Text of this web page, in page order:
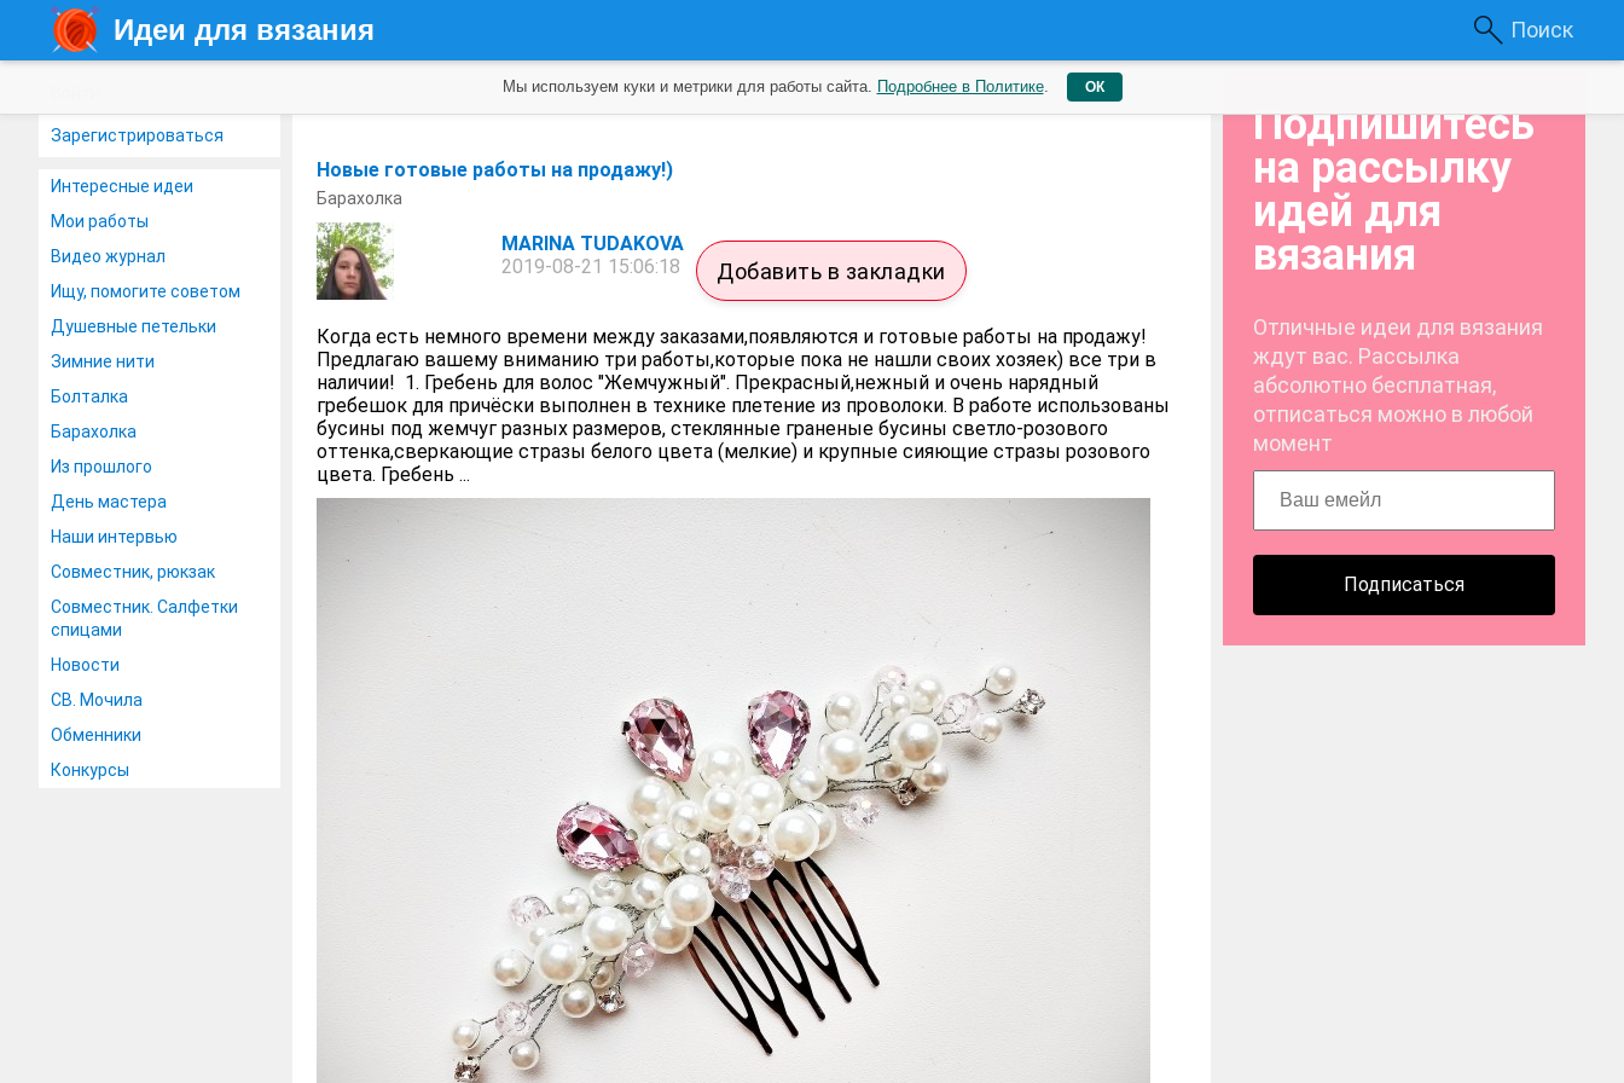
Идеи для вязания Поиск
Зарегистрироваться
Интересные идеи
Мои работы
Видео журнал
Ищу, помогите советом
Душевные петельки
Зимние нити
Болталка
Барахолка
Из прошлого
День мастера
Наши интервью
Совместник, рюкзак
Совместник. Салфетки
спицами
Новости
СВ. Мочила
Обменники
Конкурсы
Новые готовые работы на продажу!)
Барахолка
MARINA TUDAKOVA
2019-08-21 15:06:18
Добавить в закладки
Когда есть немного времени между заказами,появляются и готовые работы на продажу!
Предлагаю вашему вниманию три работы,которые пока не нашли своих хозяек) все три в
наличии! 1. Гребень для волос "Жемчужный". Прекрасный,нежный и очень нарядный
гребешок для причёски выполнен в технике плетение из проволоки. В работе использованы
бусины под жемчуг разных размеров, стеклянные граненые бусины светло-розового
оттенка,сверкающие стразы белого цвета (мелкие) и крупные сияющие стразы розового
цвета. Гребень ...
Подпишитесь
на рассылку
идей для
вязания
Отличные идеи для вязания
ждут вас. Рассылка
абсолютно бесплатная,
отписаться можно в любой
момент
Подписаться
Мы используем куки и метрики для работы сайта. Подробнее в Политике. ОК